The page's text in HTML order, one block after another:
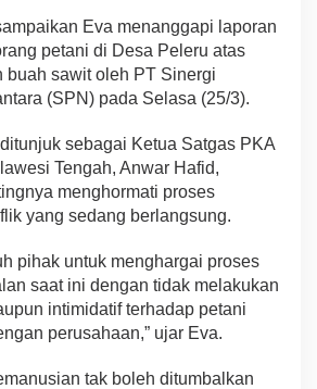
Eva menanggapi laporan
petani di Desa Peleru atas
buah sawit oleh PT Sinergi
(SPN) pada Selasa (25/3).
sebagai Ketua Satgas PKA
Tengah, Anwar Hafid,
menghormati proses
yang sedang berlangsung.
pihak untuk menghargai proses
saat ini dengan tidak melakukan
intimidatif terhadap petani
perusahaan,” ujar Eva.
tak boleh ditumbalkan